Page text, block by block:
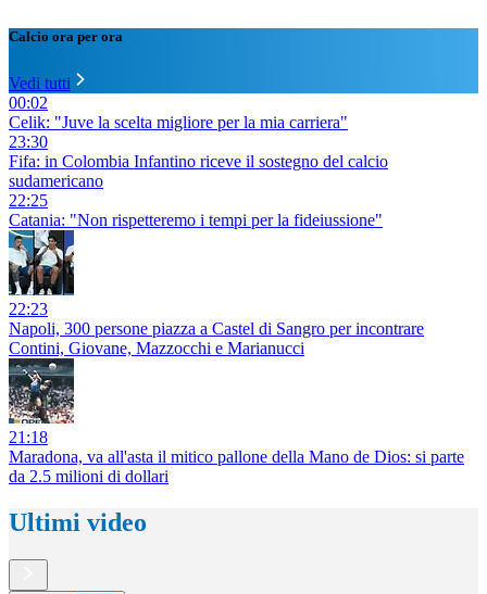
Calcio ora per ora
Vedi tutti
00:02
Celik: "Juve la scelta migliore per la mia carriera"
23:30
Fifa: in Colombia Infantino riceve il sostegno del calcio
sudamericano
22:25
Catania: "Non rispetteremo i tempi per la fideiussione"
22:23
Napoli, 300 persone piazza a Castel di Sangro per incontrare
Contini, Giovane, Mazzocchi e Marianucci
21:18
Maradona, va all'asta il mitico pallone della Mano de Dios: si parte
da 2.5 milioni di dollari
Ultimi video